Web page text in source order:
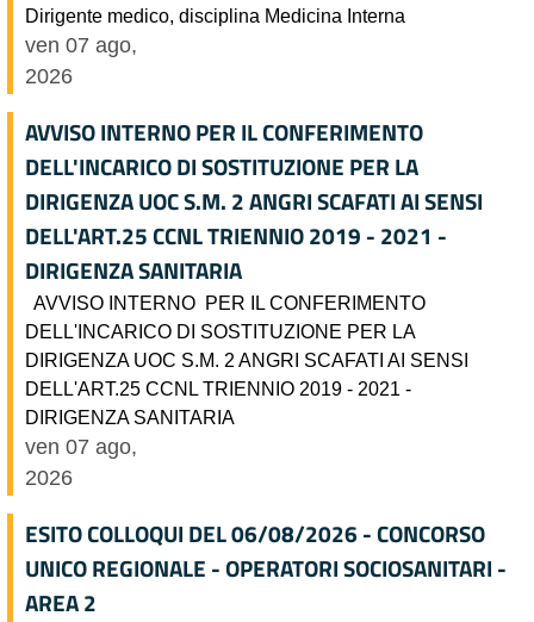
Dirigente medico, disciplina Medicina Interna
ven 07 ago,
2026
AVVISO INTERNO PER IL CONFERIMENTO
DELL'INCARICO DI SOSTITUZIONE PER LA
DIRIGENZA UOC S.M. 2 ANGRI SCAFATI AI SENSI
DELL'ART.25 CCNL TRIENNIO 2019 - 2021 -
DIRIGENZA SANITARIA
AVVISO INTERNO PER IL CONFERIMENTO
DELL'INCARICO DI SOSTITUZIONE PER LA
DIRIGENZA UOC S.M. 2 ANGRI SCAFATI AI SENSI
DELL'ART.25 CCNL TRIENNIO 2019 - 2021 -
DIRIGENZA SANITARIA
ven 07 ago,
2026
ESITO COLLOQUI DEL 06/08/2026 - CONCORSO
UNICO REGIONALE - OPERATORI SOCIOSANITARI -
AREA 2